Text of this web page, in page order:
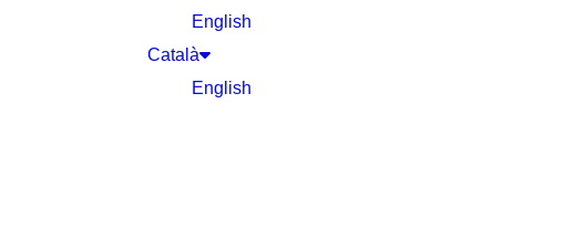
English
Català
English